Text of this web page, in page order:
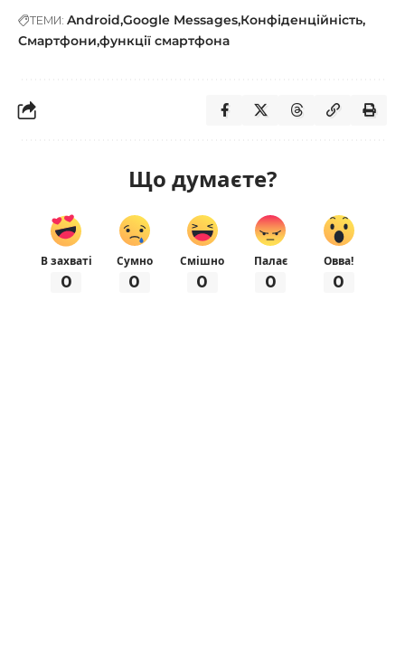
ТЕМИ: Android Google Messages Конфіденційність
Смартфони функції смартфона
Що думаєте?
В захваті
0
Сумно
0
Смішно
0
Палає
0
Овва!
0